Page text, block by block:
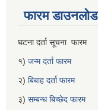
फारम डाउनलोड
घटना दर्ता सूचना फारम
१) जन्म दर्ता फारम
२) बिबाह दर्ता फारम
३) सम्बन्ध बिच्छेद फारम